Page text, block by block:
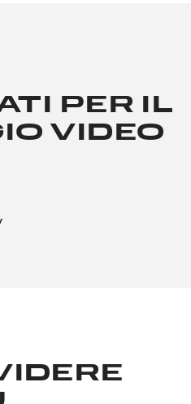
PER IL
VIDEO